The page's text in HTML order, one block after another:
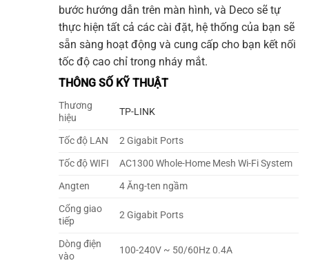
bước hướng dẫn trên màn hình, và Deco sẽ tự
thực hiện tất cả các cài đặt, hệ thống của bạn sẽ
sẵn sàng hoạt động và cung cấp cho bạn kết nối
tốc độ cao chỉ trong nháy mắt.
THÔNG SỐ KỸ THUẬT
Thương
hiệu
TP-LINK
Tốc độ LAN
2 Gigabit Ports
Tốc độ WIFI
AC1300 Whole-Home Mesh Wi-Fi System
Angten
4 Ăng-ten ngầm
Cổng giao
tiếp
2 Gigabit Ports
Dòng điện
vào
100-240V ~ 50/60Hz 0.4A